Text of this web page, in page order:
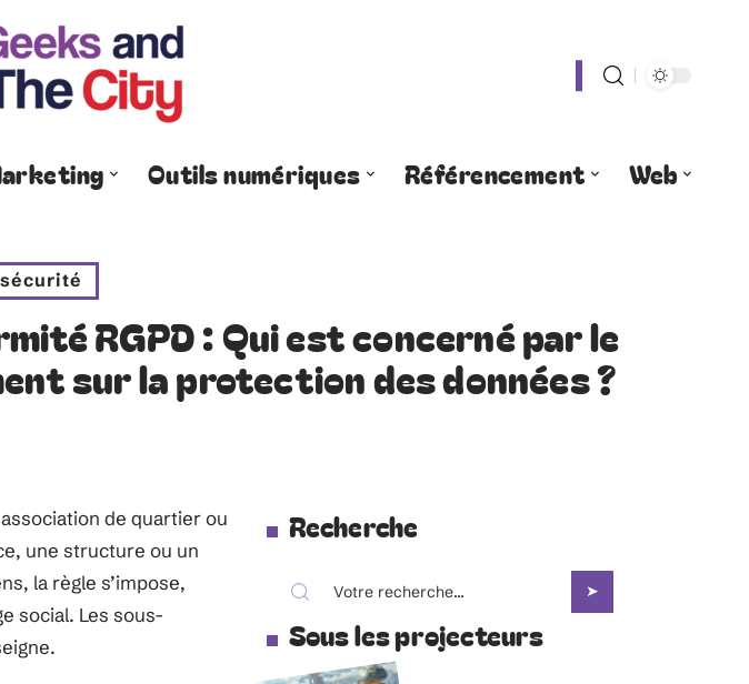
Outils numériques Référencement Web
RGPD : Qui est concerné par le
sur la protection des données ?
de quartier ou
une structure ou un
la règle s’impose,
social. Les sous-
Recherche
Sous les projecteurs